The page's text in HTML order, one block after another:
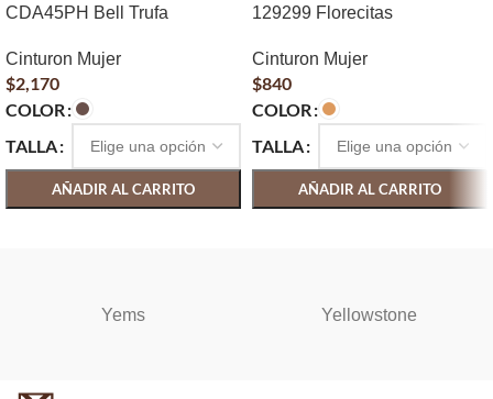
CDA45PH Bell Trufa
Cinturon Mujer
$2,170
COLOR
TALLA
AÑADIR AL CARRITO
129299 Florecitas
Cinturon Mujer
$840
COLOR
TALLA
AÑADIR AL CARRITO
Yems Yellowstone